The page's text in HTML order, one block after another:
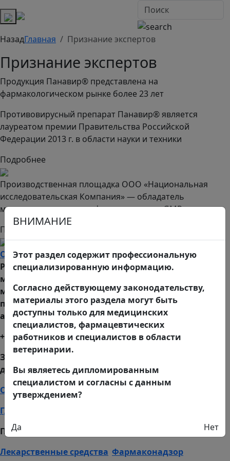
НазадГлавная Признание экспертов
Признание экспертов
Продукция Панавир® представлена на
фармакологическом рынке более 23 лет
Противовирусный препарат Панавир® является
лауреатом премии Правительства Российской
Федерации 2013 г. в области науки и техники
Подробнее
Производственная площадка ООО «Национальная
исследовательская Компания» — обладатель
международного сертификата качества GMP
Подробнее
О компании
Разработка инновационных препаратов и
медицинских технологий для различных
медицинских областей. Разработка и внедрение
противовирусных лекарственных средств и
антисептиков.
+7-800-555-222-9
Звонок по России бесплатный (в будние дни с 9:00
до 18:00 по московскому времени)
О препарате
Где купить
Продукция:
Лекарственные средства
Статьи
Фармаконадзор
ВНИМАНИЕ
Этот раздел содержит профессиональную
специализированную информацию.
Согласно действующему законодательству,
материалы этого раздела могут быть
доступны только для медицинских
специалистов, фармацевтических
работников и специалистов в области
ветеринарии.
Вы являетесь дипломированным
специалистом и согласны с данным
утверждением?
Да Нет